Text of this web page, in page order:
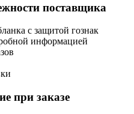
поставщика
с защитой гознак
информацией
при заказе